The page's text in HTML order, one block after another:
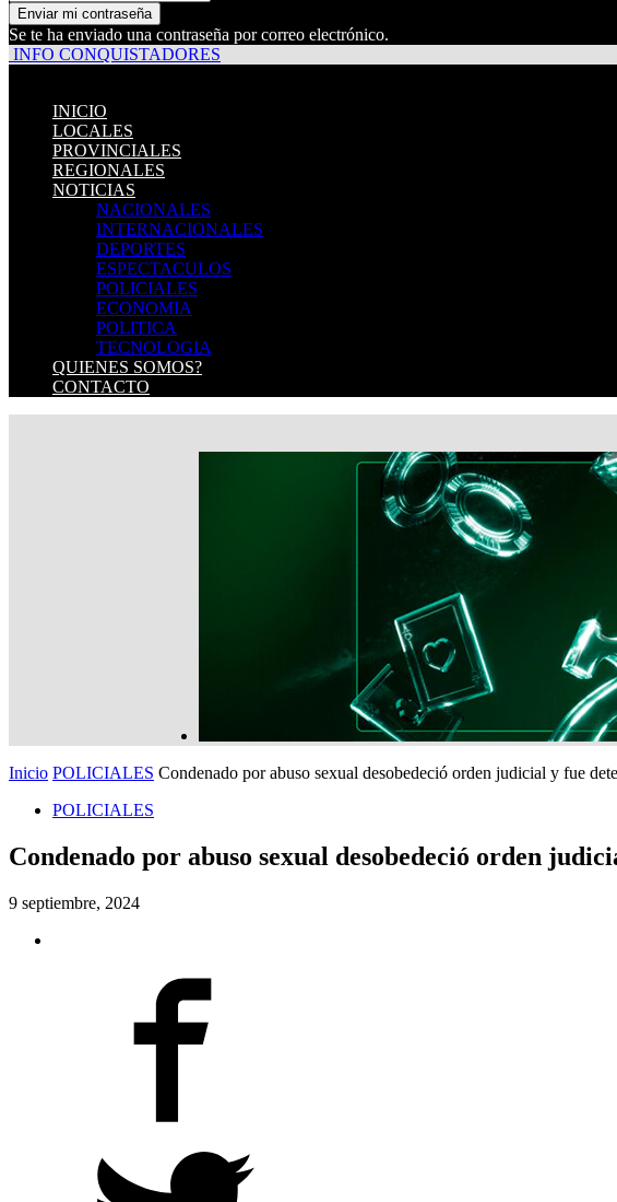
Se te ha enviado una contraseña por correo electrónico.
INFO CONQUISTADORES
INICIO
LOCALES
PROVINCIALES
REGIONALES
NOTICIAS
NACIONALES
INTERNACIONALES
DEPORTES
ESPECTACULOS
POLICIALES
ECONOMIA
POLITICA
TECNOLOGIA
QUIENES SOMOS?
CONTACTO
Inicio POLICIALES Condenado por abuso sexual desobedeció orden judicial y fue
POLICIALES
Condenado por abuso sexual desobedeció orden
9 septiembre, 2024